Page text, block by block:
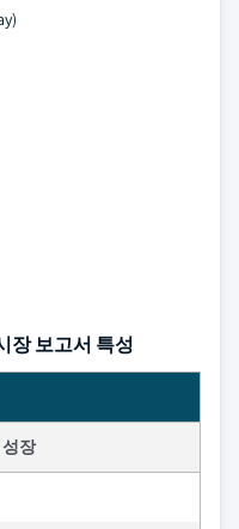
장 보고서 특성
장